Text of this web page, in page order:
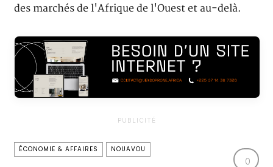
des marchés de l'Afrique de l'Ouest et au-delà.
PUBLICITÉ
ÉCONOMIE & AFFAIRES NOUAVOU
0